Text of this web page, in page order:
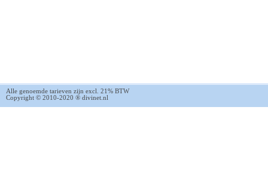
Alle genoemde tarieven zijn excl. 21% BTW
Copyright © 2010-2020 ® divinet.nl